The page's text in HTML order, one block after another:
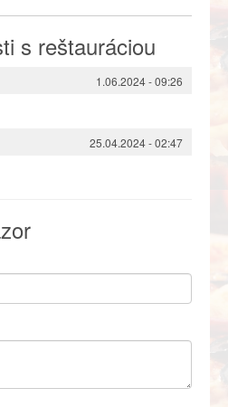
s reštauráciou
1.06.2024 - 09:26
25.04.2024 - 02:47